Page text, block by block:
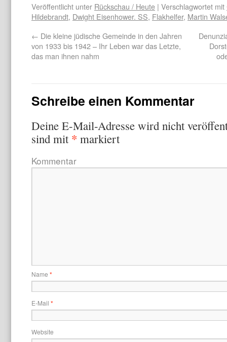
Veröffentlicht unter Rückschau / Heute | Verschlagwortet mit
Hildebrandt, Dwight Eisenhower. SS, Flakhelfer, Martin
← Die kleine jüdische Gemeinde in den Jahren
von 1933 bis 1942 – Ihr Leben war das Letzte,
das man ihnen nahm
Schreibe einen Kommentar
Deine E-Mail-Adresse wird nicht
sind mit * markiert
Kommentar
Name *
E-Mail *
Website